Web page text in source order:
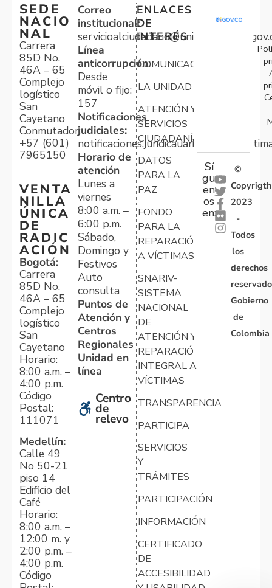
SEDE
NACIO
NAL
Carrera
85D No.
46A – 65
Complejo
logístico
San
Cayetano
Conmutador:
+57 (601)
7965150
VENTA
NILLA
ÚNICA
DE
RADIC
ACIÓN
Bogotá:
Carrera
85D No.
46A – 65
Complejo
logístico
San
Cayetano
Horario:
8:00 a.m. –
4:00 p.m.
Código
Postal:
111071
Medellín:
Calle 49
No 50-21
piso 14
Edificio del
Café
Horario:
8:00 a.m. –
12:00 m. y
2:00 p.m. –
4:00 p.m.
Código
Correo
institucional:
Línea
anticorrupción:
Desde
móvil o fijo:
157
Notificaciones
judiciales:
Horario de
atención
Lunes a
viernes
8:00 a.m. –
6:00 p.m.
Sábado,
Domingo y
Festivos
Auto
consulta
Puntos de
Atención y
Centros
Regionales
Unidad en
línea
Centro
de
relevo
ENLACES
DE
INTERÉS
COMUNICACIONES
LA UNIDAD
ATENCIÓN Y
SERVICIOS
CIUDADANÍA
DATOS
PARA LA
PAZ
FONDO
PARA LA
REPARACIÓN
A VÍCTIMAS
SNARIV-
SISTEMA
NACIONAL
DE
ATENCIÓN Y
REPARACIÓN
INTEGRAL A
VÍCTIMAS
TRANSPARENCIA
PARTICIPA
SERVICIOS
Y
TRÁMITES
PARTICIPACIÓN
INFORMACIÓN
CERTIFICADO
DE
ACCESIBILIDAD
Sí
gu
en
os
en:
©
Copyrigth
2023
-
Todos
los
derechos
Gobierno
de
Colombia